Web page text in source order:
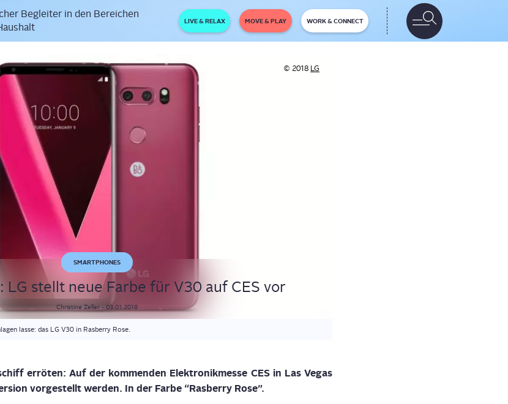
Begleiter in den Bereichen
LIVE & RELAX MOVE & PLAY WORK & CONNECT
© 2018 LG
SMARTPHONES
LG stellt neue Far­be für V30 auf CES vor
Christine Zeller - 03.01.2018
lasse: das LG V30 in Rasberry Rose.
errö­ten: Auf der kom­men­den Elek­tronik­mes­se CES in Las Vegas
vor­ge­stellt wer­den. In der Far­be “Rasber­ry Rose”.